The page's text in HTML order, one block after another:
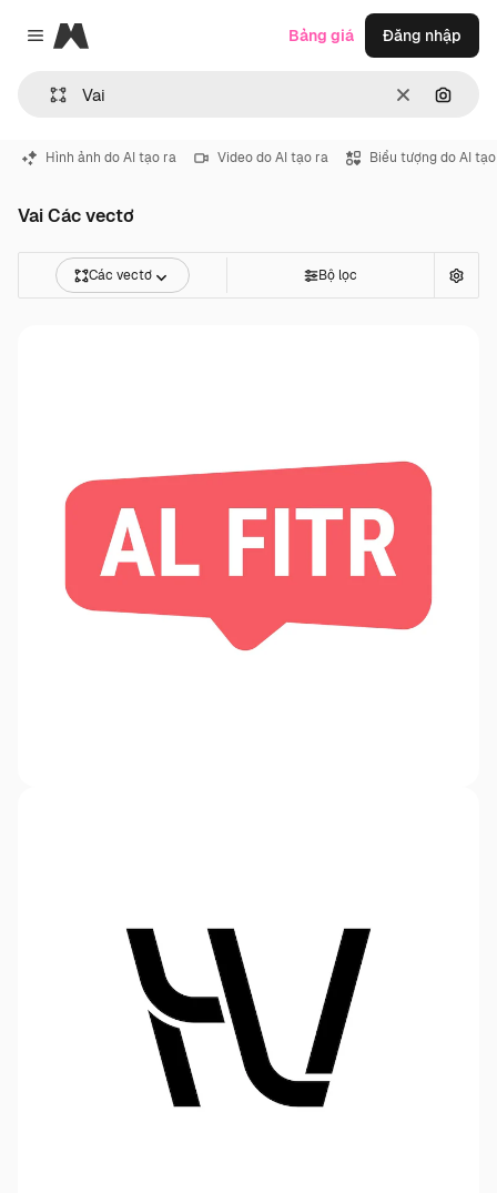
Close menu
Magnific
ThôngTìm
Bảng giá Đăng nhập
Hình ảnh do AI tạo ra Video do AI tạo ra Biểu tượng do AI
Vai Các vectơ
Các vectơ Bộ lọc